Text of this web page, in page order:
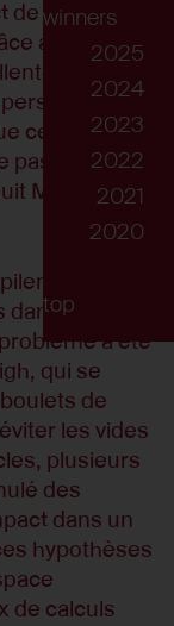
winners
2025
2024
2023
2022
2021
2020
top
sphères. «
au Prix
qui
cette
passionner
Maryna
le
un
a été
qui se
de
les vides
plusieurs
des
dans un
hypothèses
de calculs